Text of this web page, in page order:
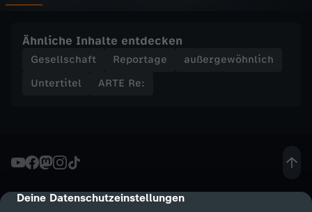
cmp-dialog-description
Deine Datenschutzeinstellungen
e
r
b
Ähnliche Inhalte entdecken
Gesellschaft Reportage
außergewöhnlich
Untertitel
ARTE Re: